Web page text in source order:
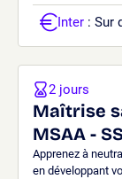
Inter : Sur
Maîtrise
MSAA -
Apprenez à
en développant
2 jours